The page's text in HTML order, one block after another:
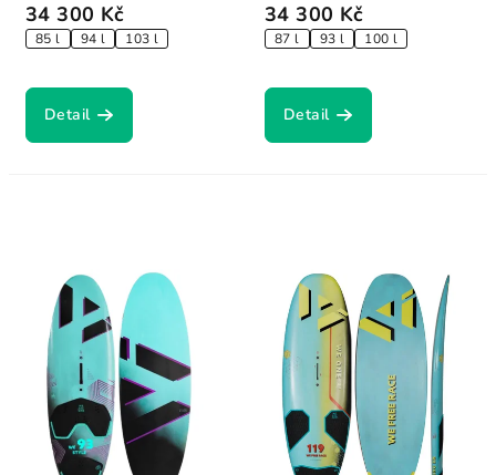
34 300 Kč
85 l 94 l 103 l
Detail
34 300 Kč
87 l 93 l 100 l
Detail